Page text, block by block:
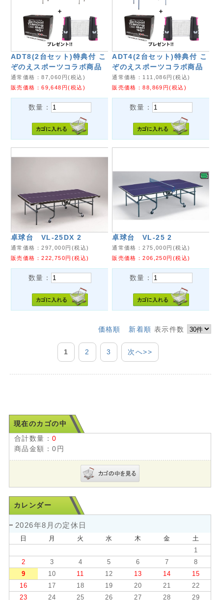
ADT8(2台セット)特典付 こ
ぞのえスポーツコラボ商品
通常価格：87,060 円(税込)
販売価格：69,648 円(税込)
数量：
ADT4(2台セット)特典付 こ
ぞのえスポーツコラボ商品
通常価格： 111,086円(税込)
販売価格：88,869 円(税込)
数量：
卓球台 VL-25DX 2
通常価格：297,000 円(税込)
販売価格：222,750 円(税込)
数量：
卓球台 VL-25 2
通常価格：275,000 円(税込)
販売価格：206,250 円(税込)
数量：
価格順 新着順 表示件数
1 2 3 次へ>>
現在のカゴの中
合計数量：0
商品金額：0円
カレンダー
2026年8月の定休日
日 月 火 水 木 金
土
1
2
3 4 5 6 7
8
9
10 11 12 13 14
15
16
17 18 19 20 21
22
23
24 25 26 27 28 29